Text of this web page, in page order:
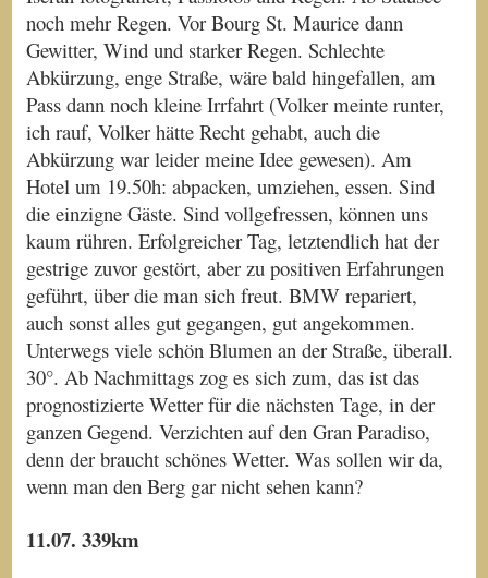
noch mehr Regen. Vor Bourg St. Maurice dann
Gewitter, Wind und starker Regen. Schlechte
Abkürzung, enge Straße, wäre bald hingefallen, am
Pass dann noch kleine Irrfahrt (Volker meinte runter,
ich rauf, Volker hätte Recht gehabt, auch die
Abkürzung war leider meine Idee gewesen). Am
Hotel um 19.50h: abpacken, umziehen, essen. Sind
die einzigne Gäste. Sind vollgefressen, können uns
kaum rühren. Erfolgreicher Tag, letztendlich hat der
gestrige zuvor gestört, aber zu positiven Erfahrungen
geführt, über die man sich freut. BMW repariert,
auch sonst alles gut gegangen, gut angekommen.
Unterwegs viele schön Blumen an der Straße, überall.
30°. Ab Nachmittags zog es sich zum, das ist das
prognostizierte Wetter für die nächsten Tage, in der
ganzen Gegend. Verzichten auf den Gran Paradiso,
denn der braucht schönes Wetter. Was sollen wir da,
wenn man den Berg gar nicht sehen kann?
11.07. 339km